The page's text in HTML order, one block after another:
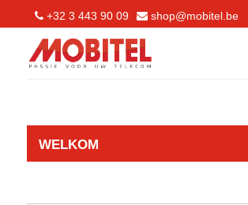
+32 3 443 90 09 shop@mobitel.be
WELKOM